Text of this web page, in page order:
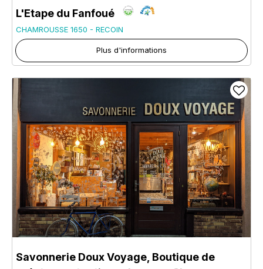
L'Etape du Fanfoué
CHAMROUSSE 1650 - RECOIN
Plus d'informations
Savonnerie Doux Voyage, Boutique de